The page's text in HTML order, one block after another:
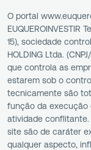
O portal
EUQUEROINVESTIR
15), sociedade
HOLDING Ltda.
que controla as
estarem sob o
tecnicamente são
função da execução
atividade
site são de caráter
qualquer aspecto,